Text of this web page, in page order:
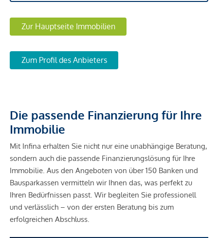
Zur Hauptseite Immobilien
Zum Profil des Anbieters
Die passende Finanzierung für Ihre
Immobilie
Mit Infina erhalten Sie nicht nur eine unabhängige Beratung,
sondern auch die passende Finanzierungslösung für Ihre
Immobilie. Aus den Angeboten von über 150 Banken und
Bausparkassen vermitteln wir Ihnen das, was perfekt zu
Ihren Bedürfnissen passt. Wir begleiten Sie professionell
und verlässlich – von der ersten Beratung bis zum
erfolgreichen Abschluss.